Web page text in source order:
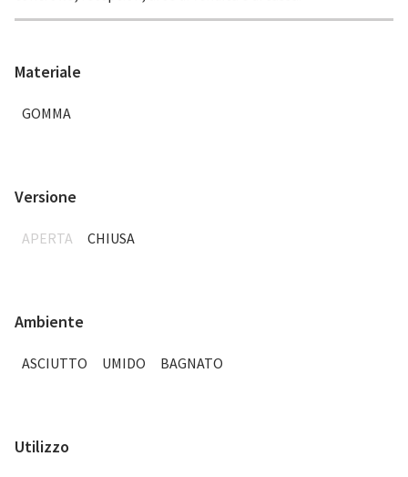
Materiale
GOMMA
Versione
APERTA CHIUSA
Ambiente
ASCIUTTO UMIDO BAGNATO
Utilizzo